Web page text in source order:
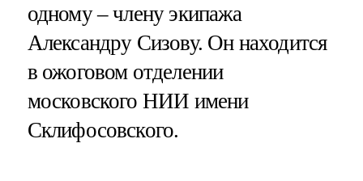
одному – члену экипажа
Александру Сизову. Он находится
в ожоговом отделении
московского НИИ имени
Склифосовского.